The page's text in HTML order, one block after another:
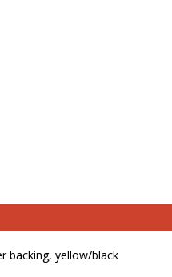
backing, yellow/black